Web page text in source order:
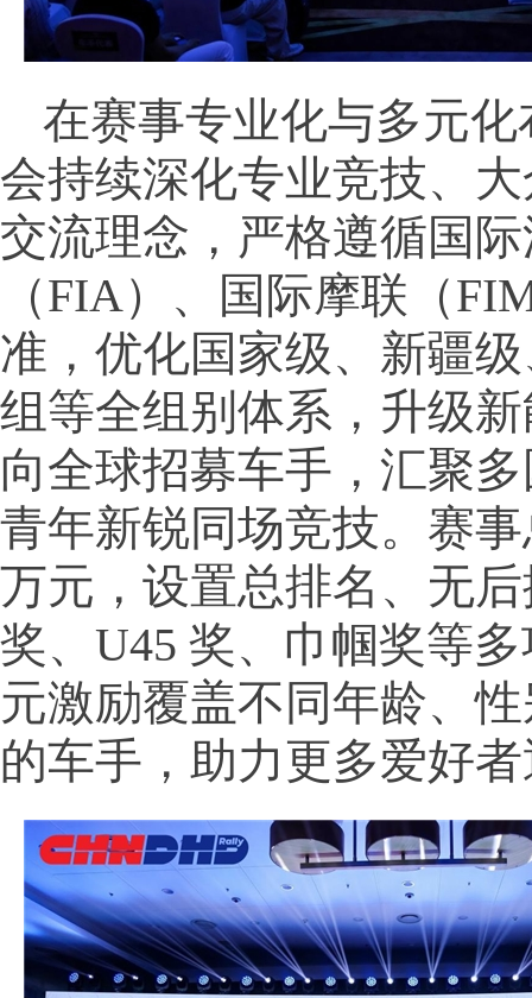
在赛事专业化与多元
会持续深化专业竞技、
交流理念，严格遵循国
（FIA）、国际摩联（
准，优化国家级、新疆
组等全组别体系，升级
向全球招募车手，汇聚
青年新锐同场竞技。赛
万元，设置总排名、无
奖、U45 奖、巾帼奖等
元激励覆盖不同年龄、
的车手，助力更多爱好